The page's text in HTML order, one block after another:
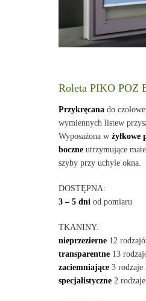
Roleta PIKO POZ
Przykręcanado
wymiennych listew
Wyposażona w żyłkowe
boczneutrzymujące
szyby przy uchyle okna.
DOSTĘPNA:
3 – 5 dniod pomiaru
TKANINY:
nieprzezierne12
transparentne13
zaciemniające3 rodzaje
specjalistyczne2